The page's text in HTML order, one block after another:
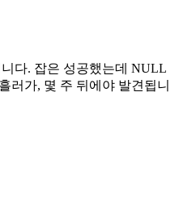
니다. 잡은 성공했는데 NULL
러가, 몇 주 뒤에야 발견됩니